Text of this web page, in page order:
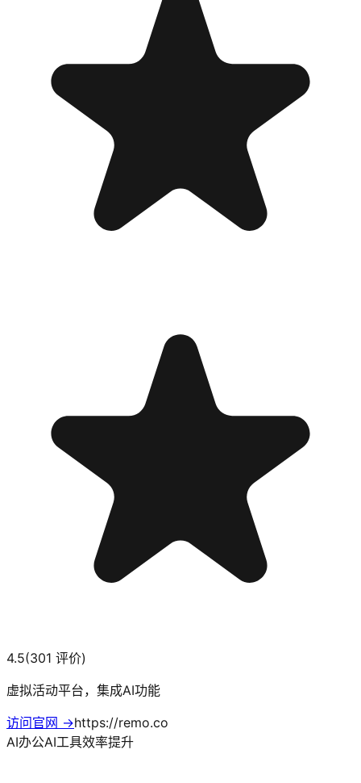
4.5(301 评价)
虚拟活动平台，集成AI功能
访问官网 →https://remo.co
AI办公AI工具效率提升